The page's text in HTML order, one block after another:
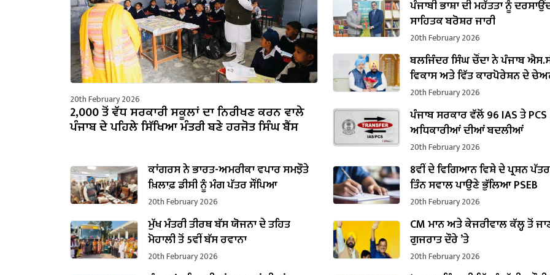
20th February 2026
2,000 ਤੋਂ ਵੱਧ ਸਰਕਾਰੀ ਸਕੂਲਾਂ ਦਾ ਨਿਰੀਖਣ ਕਰਨ ਵਾਲੇ
ਪੰਜਾਬ ਦੇ ਪਹਿਲੇ ਸਿੱਖਿਆ ਮੰਤਰੀ ਬਣੇ ਹਰਜੋਤ ਸਿੰਘ ਬੈਂਸ
ਪੰਜਾਬੀ ਭਾਸ਼ਾ ਦੀ ਮਹੱਤਤਾ ਨੂੰ
ਸਾਹਿਤਕ ਬਰੋਸ਼ਰ ਜਾਰੀ
20th February 2026
ਬਲਜਿੰਦਰ ਸਿੰਘ ਚੌਂਦਾ ਨੇ ਪੰਜਾਬ
ਵਿਕਾਸ ਅਤੇ ਵਿੱਤ ਕਾਰਪੋਰੇਸ਼ਨ ਦੇ
ਵਜੋਂ ਸੰਭਾਲਿਆ ਕਾਰਜਭਾਰ
20th February 2026
ਪੰਜਾਬ ਸਰਕਾਰ ਵੱਲੋਂ 96 IAS ਤੇ PCS
ਅਧਿਕਾਰੀਆਂ ਦੀਆਂ ਬਦਲੀਆਂ
20th February 2026
ਕਾਂਗਰਸ ਨੇ ਭਾਰਤ-ਅਮਰੀਕਾ ਵਪਾਰ ਸਮਝੌਤੇ
ਖ਼ਿਲਾਫ਼ ਡੀਸੀ ਨੂੰ ਮੰਗ ਪੱਤਰ ਸੌਂਪਿਆ
20th February 2026
8ਵੀਂ ਦੇ ਵਿਗਿਆਨ ਵਿਸ਼ੇ ਦੇ ਪ੍ਰਸ਼ਨ
ਤਿੰਨ ਸਵਾਲ ਪਾਉਣੇ ਭੁੱਲਿਆ PSEB
20th February 2026
ਮੁੱਖ ਮੰਤਰੀ ਤੀਰਥ ਬੱਸ ਯੋਜਨਾ ਦੇ ਤਹਿਤ
ਮੋਹਾਲੀ ਤੋਂ 5ਵੀਂ ਬੱਸ ਰਵਾਨਾ
20th February 2026
CM ਮਾਨ ਅਤੇ ਕੇਜਰੀਵਾਲ ਕੱਲ੍ਹ ਤੋਂ
ਗੁਜਰਾਤ ਦੌਰੇ ’ਤੇ
20th February 2026